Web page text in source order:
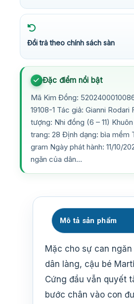
Đổi trả theo chính sách sàn
Đặc điểm nổi bật
Mã Kim Đồng:
19108-1 Tác giả: Gianni
tượng: Nhi đồng (6 – 11)
trang: 28 Định dạng: bìa mềm
gram Ngày phát hành: 11/10/
ngăn của dân…
Mô tả sản phẩm
Mặc cho sự can ngăn
dân làng, cậu bé
Cứng đầu vẫn quyết
bước chân vào con